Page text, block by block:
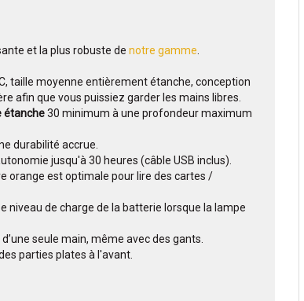
et la plus robuste de notre gamme.
taille moyenne entièrement étanche, conception
afin que vous puissiez garder les mains libres.
étanche30 minimum à une profondeur maximum
durabilité accrue.
jusqu'à 30 heures (câble USB inclus).
orange est optimale pour lire des cartes /
niveau de charge de la batterie lorsque la lampe
seule main, même avec des gants.
parties plates à l'avant.